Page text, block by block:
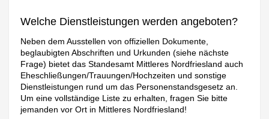
Welche Dienstleistungen werden angeboten?
Neben dem Ausstellen von offiziellen Dokumente,
beglaubigten Abschriften und Urkunden (siehe nächste
Frage) bietet das Standesamt Mittleres Nordfriesland auch
Eheschließungen/Trauungen/Hochzeiten und sonstige
Dienstleistungen rund um das Personenstandsgesetz an.
Um eine vollständige Liste zu erhalten, fragen Sie bitte
jemanden vor Ort in Mittleres Nordfriesland!